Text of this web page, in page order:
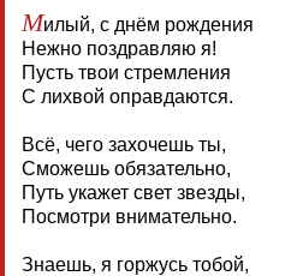
Милый, с днём рождения
Нежно поздравляю я!
Пусть твои стремления
С лихвой оправдаются.
Всё, чего захочешь ты,
Сможешь обязательно,
Путь укажет свет звезды,
Посмотри внимательно.
Знаешь, я горжусь тобой,